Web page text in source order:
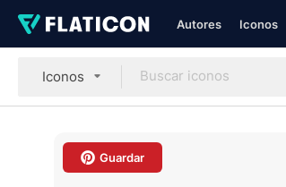
Autores Iconos
Iconos
Guardar